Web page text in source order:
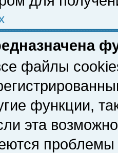
файлы
функции,
эта